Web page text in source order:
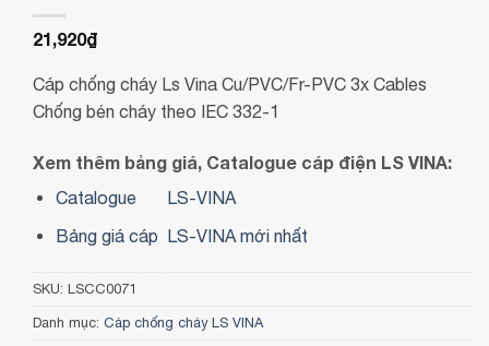
21,920₫
Cáp chống cháy Ls Vina Cu/PVC/Fr-PVC 3x Cables
Chống bén cháy theo IEC 332-1
Xem thêm bảng giá, Catalogue cáp điện LS VINA:
Catalogue
LS-VINA
Bảng giá cáp LS-VINA mới nhất
SKU: LSCC0071
Danh mục: Cáp chống cháy LS VINA